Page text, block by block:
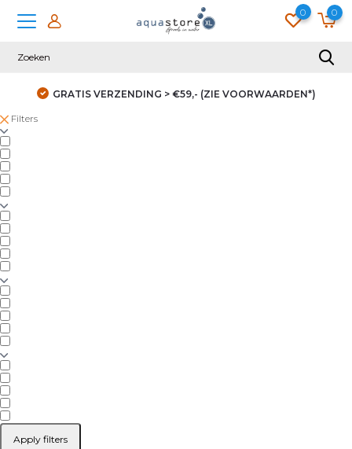
0 0
GRATIS VERZENDING > €59,- (ZIE VOORWAARDEN*)
Filters
Apply filters